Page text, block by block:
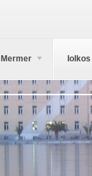
Mermer Iolkos